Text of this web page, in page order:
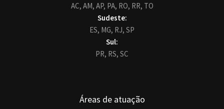
AC, AM, AP, PA, RO, RR, TO
Sudeste:
ES, MG, RJ, SP
Sul:
PR, RS, SC
Áreas de atuação